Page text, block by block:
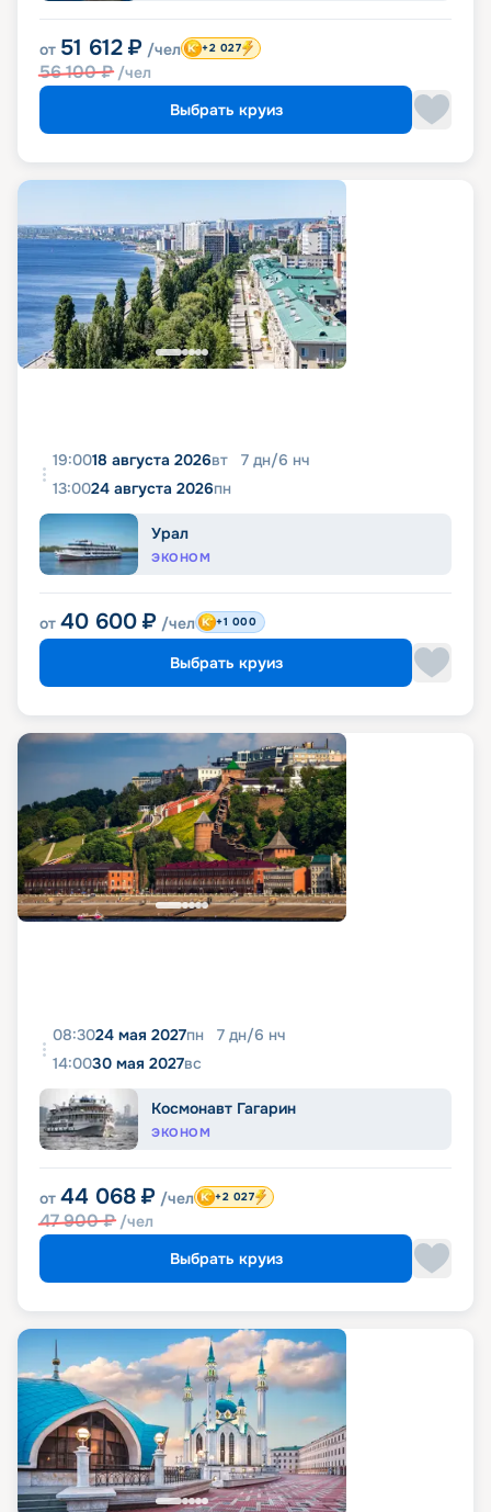
от 51 612 ₽ /чел
56 100₽ /чел
+2 027
Выбрать круиз
19:0018 августа 2026вт 7 дн/6 нч
13:0024 августа 2026пн
Урал
ЭКОНОМ
от 40 600 ₽ /чел +1 000
Выбрать круиз
08:3024 мая 2027пн 7 дн/6 нч
14:0030 мая 2027вс
Космонавт Гагарин
ЭКОНОМ
от 44 068 ₽ /чел
47 900₽ /чел
+2 027
Выбрать круиз